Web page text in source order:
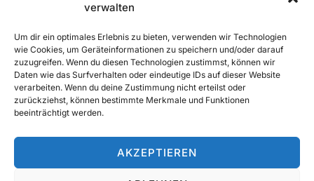
verwalten
Um dir ein optimales Erlebnis zu bieten, verwenden wir Technologien
wie Cookies, um Geräteinformationen zu speichern und/oder darauf
zuzugreifen. Wenn du diesen Technologien zustimmst, können wir
Daten wie das Surfverhalten oder eindeutige IDs auf dieser Website
verarbeiten. Wenn du deine Zustimmung nicht erteilst oder
zurückziehst, können bestimmte Merkmale und Funktionen
beeinträchtigt werden.
AKZEPTIEREN
TOP-PARTNER ALLIANZ-GENERALVERTRETUNG
ALEXANDER TRITZ